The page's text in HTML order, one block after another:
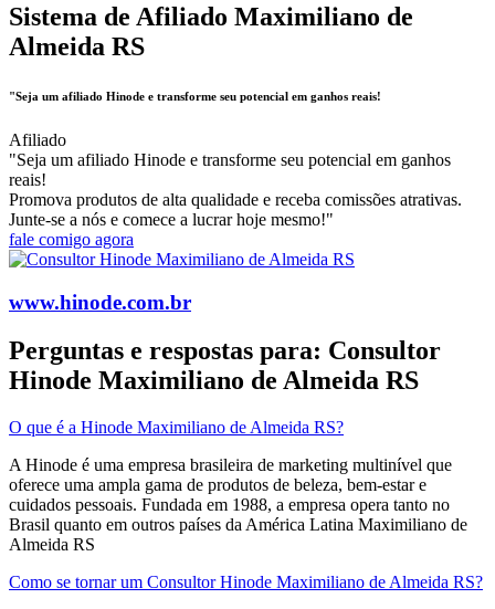
Sistema de Afiliado Maximiliano de
Almeida RS
"Seja um afiliado Hinode e transforme seu potencial em ganhos reais!
Afiliado
"Seja um afiliado Hinode e transforme seu potencial em ganhos
reais!
Promova produtos de alta qualidade e receba comissões atrativas.
Junte-se a nós e comece a lucrar hoje mesmo!"
fale comigo agora
www.hinode.com.br
Perguntas e respostas para: Consultor
Hinode Maximiliano de Almeida RS
O que é a Hinode Maximiliano de Almeida RS?
A Hinode é uma empresa brasileira de marketing multinível que
oferece uma ampla gama de produtos de beleza, bem-estar e
cuidados pessoais. Fundada em 1988, a empresa opera tanto no
Brasil quanto em outros países da América Latina​ Maximiliano de
Almeida RS
Como se tornar um Consultor Hinode Maximiliano de Almeida RS?